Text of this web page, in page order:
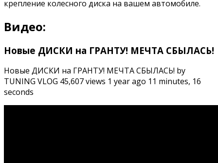
крепление колесного диска на вашем автомобиле.
Видео:
Новые ДИСКИ на ГРАНТУ! МЕЧТА СБЫЛАСЬ!
Новые ДИСКИ на ГРАНТУ! МЕЧТА СБЫЛАСЬ! by
TUNING VLOG 45,607 views 1 year ago 11 minutes, 16
seconds